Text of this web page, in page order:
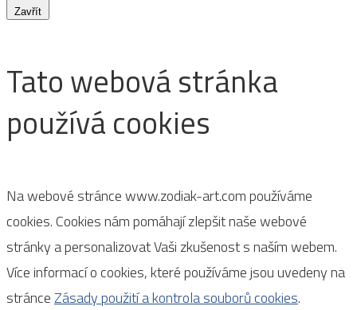
Zavřít
Tato webová stránka
používá cookies
Na webové stránce www.zodiak-art.com používáme
cookies. Cookies nám pomáhají zlepšit naše webové
stránky a personalizovat Vaši zkušenost s naším webem.
Více informací o cookies, které používáme jsou uvedeny na
stránceZásady použití a kontrola souborů cookies.